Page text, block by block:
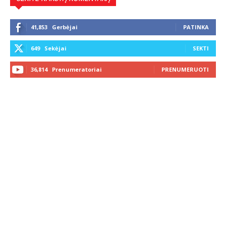
41,853 Gerbėjai PATINKA
649 Sekėjai SEKTI
36,814 Prenumeratoriai PRENUMERUOTI